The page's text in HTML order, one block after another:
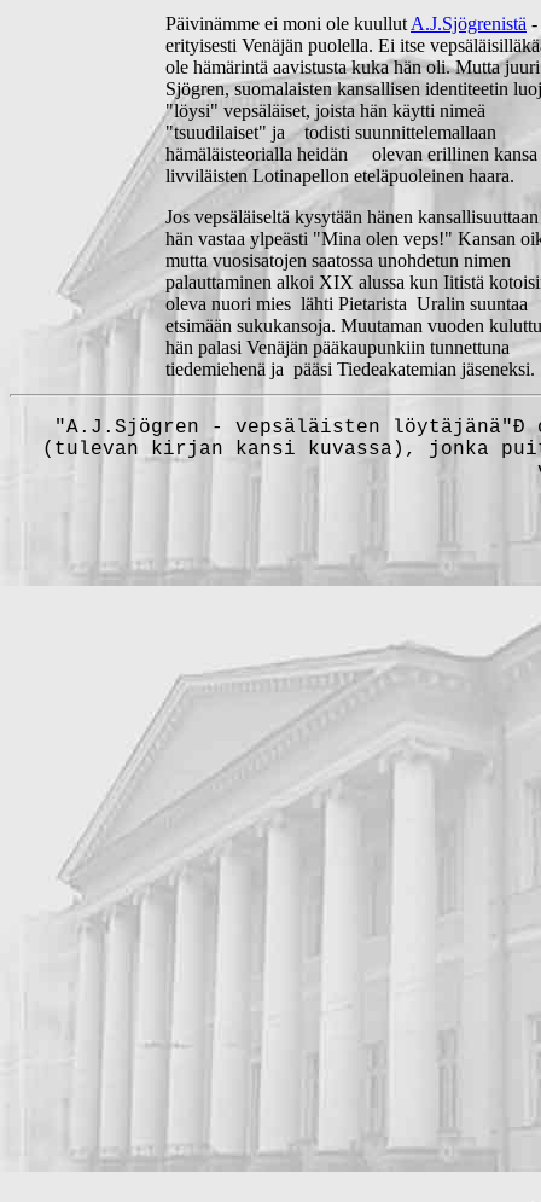
Päivinämme ei moni ole kuullut A.J.Sjögrenistä -
erityisesti Venäjän puolella. Ei itse
ole hämärintä aavistusta kuka hän oli. Mutta juuri
Sjögren, suomalaisten kansallisen identiteetin
"löysi" vepsäläiset, joista hän käytti nimeä
"tsuudilaiset" ja todisti suunnittelemallaan
hämäläisteorialla heidän olevan erillinen kansa
livviläisten Lotinapellon eteläpuoleinen haara.
Jos vepsäläiseltä kysytään hänen
hän vastaa ylpeästi "Mina olen veps!" Kansan
mutta vuosisatojen saatossa unohdetun nimen
palauttaminen alkoi XIX alussa kun Iitistä
oleva nuori mies lähti Pietarista Uralin
etsimään sukukansoja. Muutaman vuoden
hän palasi Venäjän pääkaupunkiin tunnettuna
tiedemiehenä ja pääsi Tiedeakatemian jäseneksi.
"A.J.Sjögren - vepsäläisten löytäjänä"Đ
(tulevan kirjan kansi kuvassa), jonka